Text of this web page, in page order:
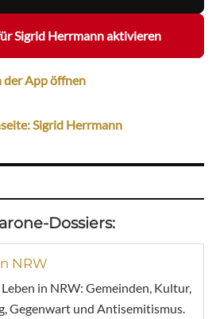
Sigrid Herrmann aktivieren
der App öffnen
Sigrid Herrmann
Dossiers:
NRW
in NRW: Gemeinden, Kultur,
Gegenwart und Antisemitismus.